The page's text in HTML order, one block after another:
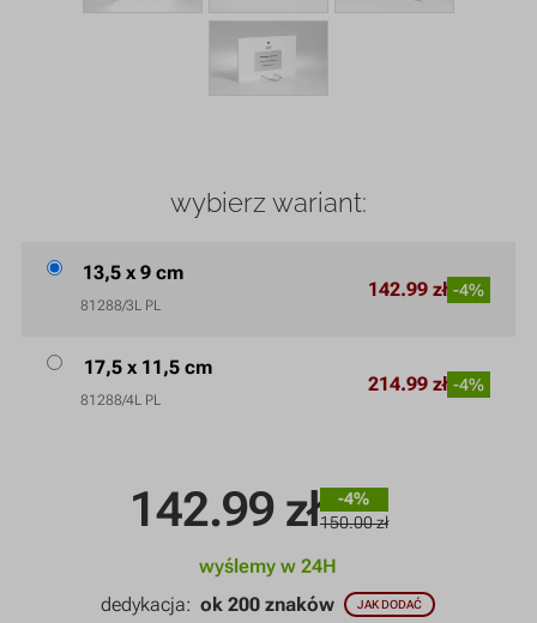
142.99 zł
-4%
150.00 zł
wyślemy w 24H
dedykacja:ok 200 znaków JAK DODAĆ
wybierz wariant:
13,5 x 9 cm
81288/3L PL
142.99 zł -4%
17,5 x 11,5 cm
81288/4L PL
214.99 zł -4%